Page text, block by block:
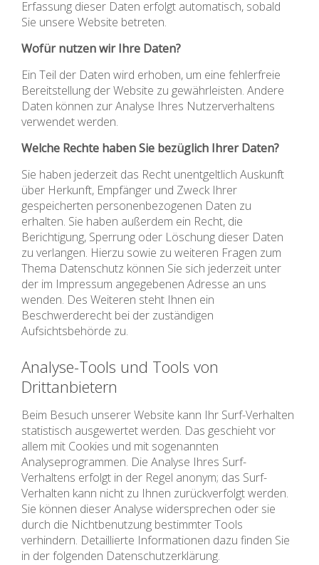
Erfassung dieser Daten erfolgt automatisch, sobald
Sie unsere Website betreten.
Wofür nutzen wir Ihre Daten?
Ein Teil der Daten wird erhoben, um eine fehlerfreie
Bereitstellung der Website zu gewährleisten. Andere
Daten können zur Analyse Ihres Nutzerverhaltens
verwendet werden.
Welche Rechte haben Sie bezüglich Ihrer Daten?
Sie haben jederzeit das Recht unentgeltlich Auskunft
über Herkunft, Empfänger und Zweck Ihrer
gespeicherten personenbezogenen Daten zu
erhalten. Sie haben außerdem ein Recht, die
Berichtigung, Sperrung oder Löschung dieser Daten
zu verlangen. Hierzu sowie zu weiteren Fragen zum
Thema Datenschutz können Sie sich jederzeit unter
der im Impressum angegebenen Adresse an uns
wenden. Des Weiteren steht Ihnen ein
Beschwerderecht bei der zuständigen
Aufsichtsbehörde zu.
Analyse-Tools und Tools von
Drittanbietern
Beim Besuch unserer Website kann Ihr Surf-Verhalten
statistisch ausgewertet werden. Das geschieht vor
allem mit Cookies und mit sogenannten
Analyseprogrammen. Die Analyse Ihres Surf-
Verhaltens erfolgt in der Regel anonym; das Surf-
Verhalten kann nicht zu Ihnen zurückverfolgt werden.
Sie können dieser Analyse widersprechen oder sie
durch die Nichtbenutzung bestimmter Tools
verhindern. Detaillierte Informationen dazu finden Sie
in der folgenden Datenschutzerklärung.